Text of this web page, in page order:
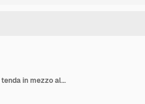
La composizione moderna con la luce e l'ombra rosse della tenda in mezzo alle tende e al pavimento di legno vector l'illustrazione